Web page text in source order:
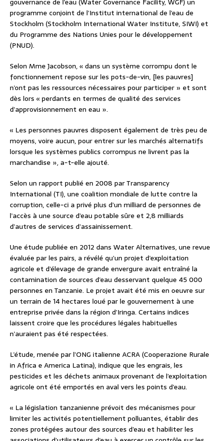
programme conjoint de l’Institut international de l’eau de
Stockholm (Stockholm International Water Institute, SIWI) et
du Programme des Nations Unies pour le développement
(PNUD).
Selon Mme Jacobson, « dans un système corrompu dont le
fonctionnement repose sur les pots-de-vin, [les pauvres]
n’ont pas les ressources nécessaires pour participer » et sont
dès lors « perdants en termes de qualité des services
d’approvisionnement en eau ».
« Les personnes pauvres disposent également de très peu de
moyens, voire aucun, pour entrer sur les marchés alternatifs
lorsque les systèmes publics corrompus ne livrent pas la
marchandise », a-t-elle ajouté.
Selon un rapport publié en 2008 par Transparency
International (TI), une coalition mondiale de lutte contre la
corruption, celle-ci a privé plus d’un milliard de personnes de
l’accès à une source d’eau potable sûre et 2,8 milliards
d’autres de services d’assainissement.
Une étude publiée en 2012 dans Water Alternatives, une revue
évaluée par les pairs, a révélé qu’un projet d’exploitation
agricole et d’élevage de grande envergure avait entraîné la
contamination de sources d’eau desservant quelque 45 000
personnes en Tanzanie. Le projet avait été mis en oeuvre sur
un terrain de 14 hectares loué par le gouvernement à une
entreprise privée dans la région d’Iringa. Certains indices
laissent croire que les procédures légales habituelles
n’auraient pas été respectées.
L’étude, menée par l’ONG italienne ACRA (Cooperazione Rurale
in Africa e America Latina), indique que les engrais, les
pesticides et les déchets animaux provenant de l’exploitation
agricole ont été emportés en aval vers les points d’eau.
« La législation tanzanienne prévoit des mécanismes pour
limiter les activités potentiellement polluantes, établir des
zones protégées autour des sources d’eau et habiliter les